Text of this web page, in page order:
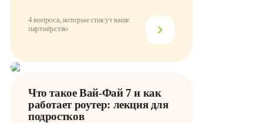
4 вопроса, которые спасут ваше
партнёрство
Что такое Вай-Фай 7 и как
работает роутер: лекция для
подростков